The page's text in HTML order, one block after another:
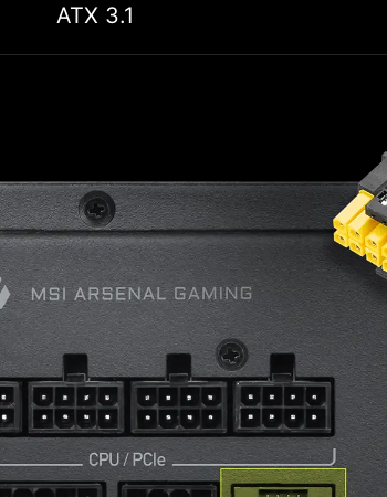
ATX 3.1
no
uma
fonte
de